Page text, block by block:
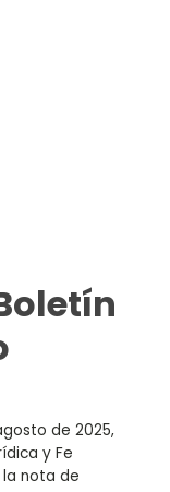
de 2025,
y Fe
nota de